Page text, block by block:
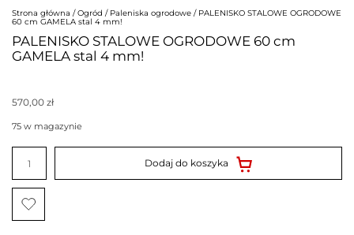
Strona główna /Ogród / Paleniska ogrodowe / PALENISKO STALOWE OGRODOWE
60 cm GAMELA stal 4 mm!
PALENISKO STALOWE OGRODOWE 60 cm
GAMELA stal 4 mm!
570,00 zł
75 w magazynie
ilość
PALENISKO
OGRODOWE
60
cm
GAMELA
stal
Dodaj do koszyka